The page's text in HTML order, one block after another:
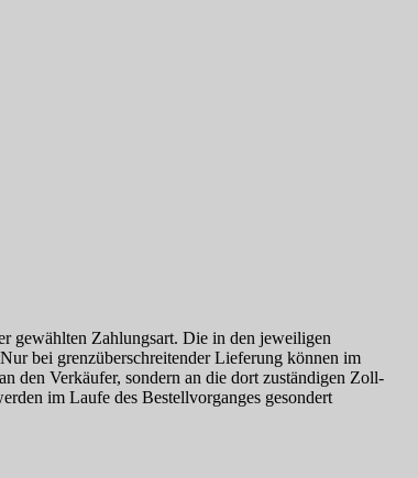
gewählten Zahlungsart. Die in den jeweiligen
bei grenzüberschreitender Lieferung können im
den Verkäufer, sondern an die dort zuständigen Zoll-
im Laufe des Bestellvorganges gesondert